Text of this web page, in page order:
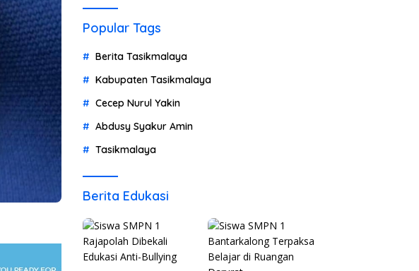
Popular Tags
Berita Tasikmalaya
Kabupaten Tasikmalaya
Cecep Nurul Yakin
Abdusy Syakur Amin
Tasikmalaya
Berita Edukasi